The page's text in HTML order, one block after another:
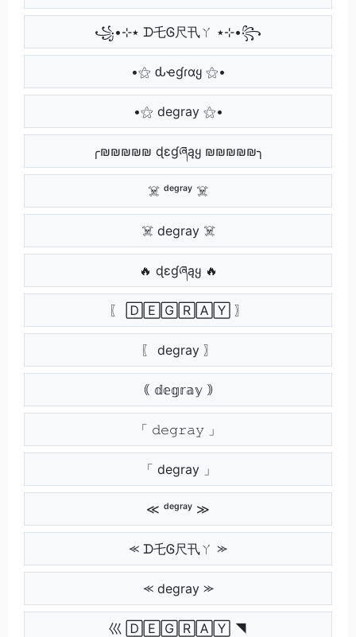
꧁•⊹٭ ᗪ乇Ꮆ尺卂ㄚ ٭⊹•꧂
•⚝ ԃҽɠɾαყ ⚝•
•⚝ degray ⚝•
╭₪₪₪₪₪ ɖɛɠཞąყ ₪₪₪₪₪╮
☠️ ᵈᵉᵍʳᵃʸ ☠️
☠️ degray ☠️
🔥 ɖɛɠཞąყ 🔥
〖 🄳🄴🄶🅁🄰🅈 〗
〖 degray 〗
｟ 𝕕𝕖𝕘𝕣𝕒𝕪 ｠
「 𝚍𝚎𝚐𝚛𝚊𝚢 」
「 degray 」
≪ ᵈᵉᵍʳᵃʸ ≫
⪻ ᗪ乇Ꮆ尺卂ㄚ ⪼
⪻ degray ⪼
巛 🄳🄴🄶🅁🄰🅈 ◥